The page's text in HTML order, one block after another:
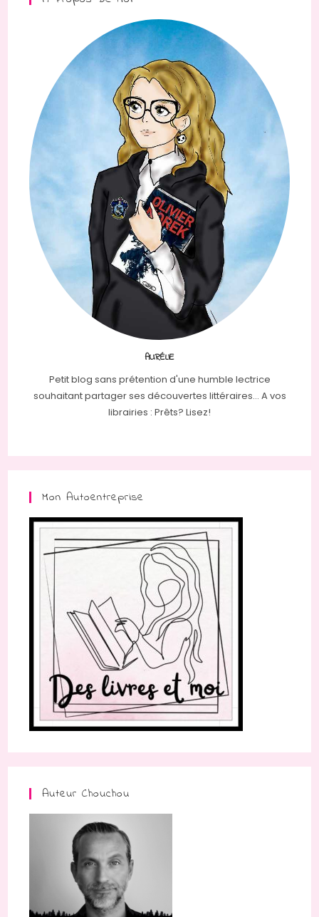
AURÉLIE
Petit blog sans prétention d'une humble lectrice
souhaitant partager ses découvertes littéraires... A vos
librairies : Prêts? Lisez!
Mon Autoentreprise
Auteur Chouchou